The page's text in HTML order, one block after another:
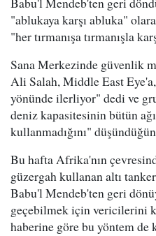
"ablukaya karşı abluka"
"her tırmanışa tırmanışla
Sana Merkezinde güvenlik
Ali Salah, Middle East
yönünde ilerliyor" dedi ve
deniz kapasitesinin bütün
kullanmadığını"
Bu hafta Afrika'nın
güzergah kullanan altı
Babu'l Mendeb'ten geri
geçebilmek için vericilerini
haberine göre bu yöntem de